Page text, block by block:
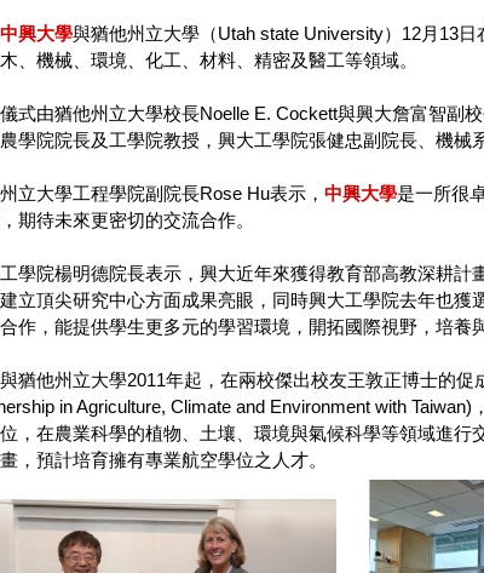
中興大學與猶他州立大學（Utah state University）12月13
、機械、環境、化工、材料、精密及醫工等領域。
式由猶他州立大學校長Noelle E. Cockett與興大詹富智副
學院院長及工學院教授，興大工學院張健忠副院長、機械
立大學工程學院副院長Rose Hu表示， 中興大學是一所很
期待未來更密切的交流合作。
學院楊明德院長表示，興大近年來獲得教育部高教深耕
立頂尖研究中心方面成果亮眼，同時興大工學院去年也
作，能提供學生更多元的學習環境，開拓國際視野，培養
猶他州立大學2011年起，在兩校傑出校友王敦正博士的
in Agriculture, Climate and Environment with
，在農業科學的植物、土壤、環境與氣候科學等領域進
，預計培育擁有專業航空學位之人才。